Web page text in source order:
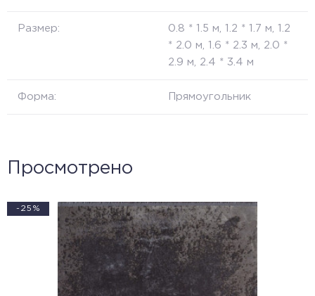
Размер:
0.8 * 1.5 м, 1.2 * 1.7 м, 1.2
* 2.0 м, 1.6 * 2.3 м, 2.0 *
2.9 м, 2.4 * 3.4 м
Форма: Прямоугольник
Просмотрено
-25%